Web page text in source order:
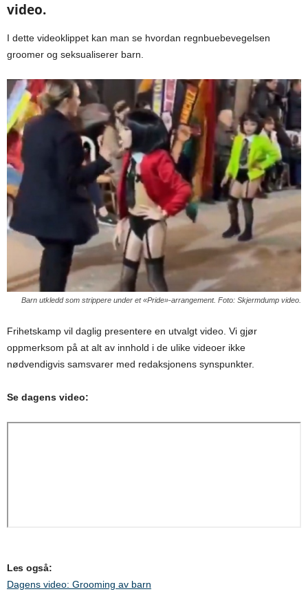
video.
I dette videoklippet kan man se hvordan regnbuebevegelsen
groomer og seksualiserer barn.
Barn utkledd som strippere under et «Pride»-arrangement. Foto: Skjermdump video.
Frihetskamp vil daglig presentere en utvalgt video. Vi gjør
oppmerksom på at alt av innhold i de ulike videoer ikke
nødvendigvis samsvarer med redaksjonens synspunkter.
Se dagens video:
Les også:
Dagens video: Grooming av barn